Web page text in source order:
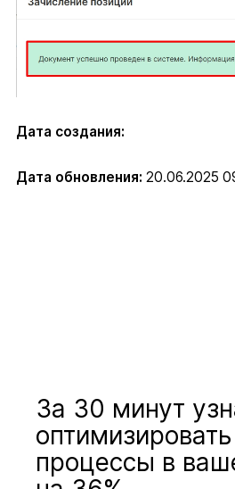
Дата создания:
Дата обновления: 20.06.2025
За 30 минут
процессы в